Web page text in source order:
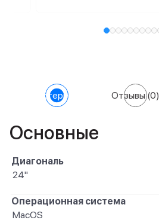
Характеристики Отзывы(0)
Основные
Диагональ
24"
Операционная система
MacOS